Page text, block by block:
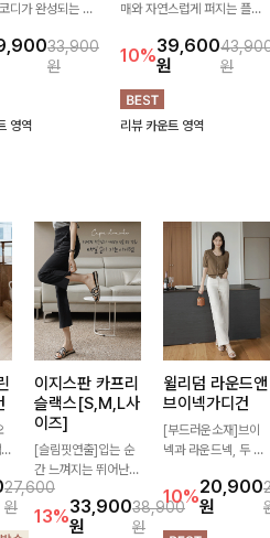
디가 완성되는 세
개 소매가 우아한
해드립니다💕 잔
스처 소재와 편안
으로 하루 종일 산
하게 즐겨보세요!
33,900
원
영역
매와 자연스럽게 퍼지는 플레
를 완성해주는 블라우스 🤍 체
형을 자연스럽게 커버해주며
걸을 때마다 살랑이는 핏으로
데일리룩부터 데이트룩까지 화
사하게 즐기기 좋은 아이템이
10%39,600
원
원
리뷰 카운트 영역
27,600
원
이지스판 카프리
슬랙스[S,M,L사
이즈]
[슬림핏연출]입는 순
간 느껴지는 뛰어난
신축성으로 활동량 많
은 날에도 편안하게
🌿 발목이 드러나는
13%33,900
원
38,900
원
윌리덤 라운드앤
브이넥가디건
[부드러운소재]브이
넥과 라운드넥, 두 가
맞게 선택할 수 있는
활용도 높은 가디건
🤍 부드러운 착용감
10%20,900
원